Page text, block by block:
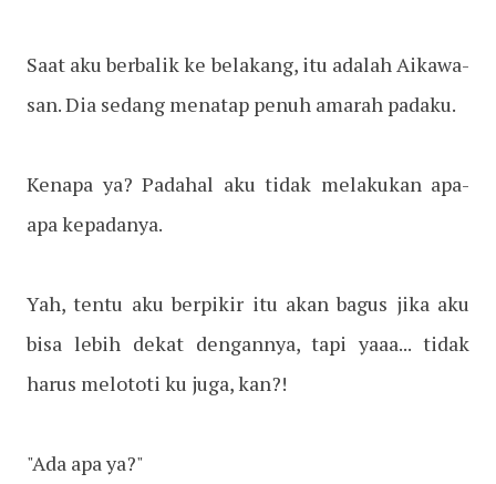
Saat aku berbalik ke belakang, itu adalah Aikawa-
san. Dia sedang menatap penuh amarah padaku.
Kenapa ya? Padahal aku tidak melakukan apa-
apa kepadanya.
Yah, tentu aku berpikir itu akan bagus jika aku
bisa lebih dekat dengannya, tapi yaaa... tidak
harus melototi ku juga, kan?!
"Ada apa ya?"